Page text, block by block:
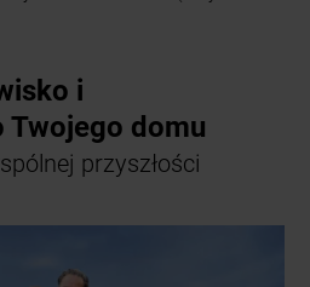
przyszłości